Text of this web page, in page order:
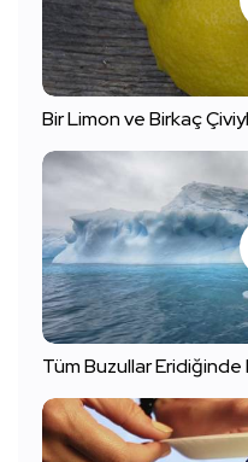
Bir Limon ve Birkaç
Tüm Buzullar